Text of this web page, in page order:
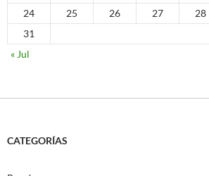
24
25 26 27 28
31
« Jul
CATEGORÍAS